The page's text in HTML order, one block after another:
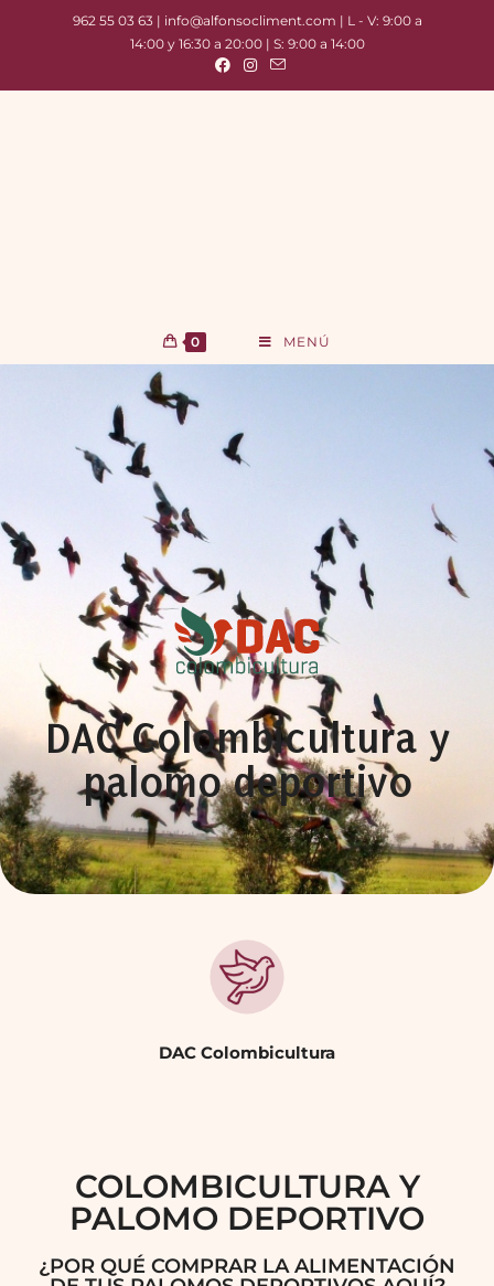
962 55 03 63 | info@alfonsocliment.com | L - V: 9:00 a
14:00 y 16:30 a 20:00 | S: 9:00 a 14:00
0 MENÚ
DAC Colombicultura y
palomo deportivo
DAC Colombicultura
COLOMBICULTURA Y
PALOMO DEPORTIVO
¿POR QUÉ COMPRAR LA ALIMENTACIÓN